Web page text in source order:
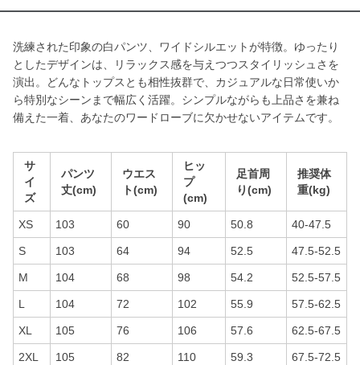
洗練された印象の白パンツ、ワイドシルエットが特徴。ゆったり
としたデザインは、リラックス感を与えつつスタイリッシュさを
演出。どんなトップスとも相性抜群で、カジュアルな日常使いか
ら特別なシーンまで幅広く活躍。シンプルながらも上品さを兼ね
備えた一着、あなたのワードローブに欠かせないアイテムです。
サ
イ
ズ
パンツ
丈(cm)
ウエス
ト(cm)
ヒッ
プ
(cm)
足首周
り(cm)
推奨体
重(kg)
XS 103 60 90 50.8 40-47.5
S 103 64 94 52.5 47.5-52.5
M 104 68 98 54.2 52.5-57.5
L 104 72 102 55.9 57.5-62.5
XL 105 76 106 57.6 62.5-67.5
2XL 105 82 110 59.3 67.5-72.5